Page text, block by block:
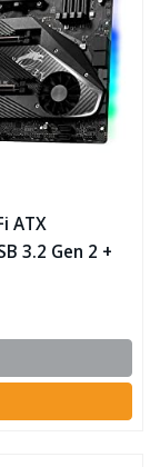
ATX
3.2 Gen 2 +